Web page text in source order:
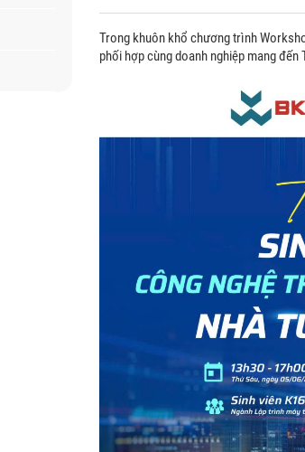
Trong khuôn khổ chương trình
phối hợp cùng doanh nghiệp mang